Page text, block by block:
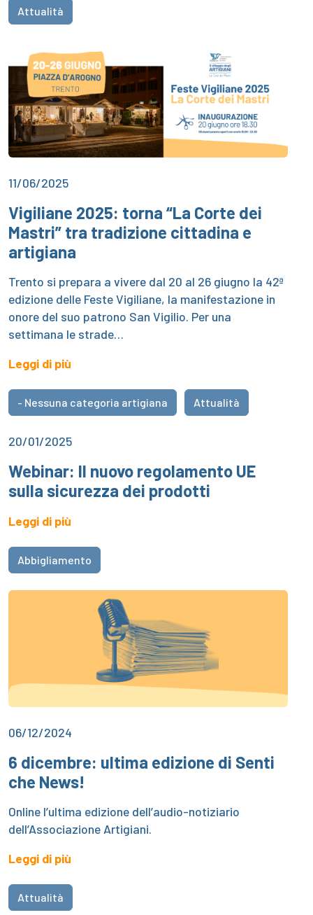
Attualità
11/06/2025
Vigiliane 2025: torna “La Corte dei
Mastri” tra tradizione cittadina e
artigiana
Trento si prepara a vivere dal 20 al 26 giugno la 42ª
edizione delle Feste Vigiliane, la manifestazione in
onore del suo patrono San Vigilio. Per una
settimana le strade…
Leggi di più
- Nessuna categoria artigiana Attualità
20/01/2025
Webinar: Il nuovo regolamento UE
sulla sicurezza dei prodotti
Leggi di più
Abbigliamento
06/12/2024
6 dicembre: ultima edizione di Senti
che News!
Online l’ultima edizione dell’audio-notiziario
dell’Associazione Artigiani.
Leggi di più
Attualità